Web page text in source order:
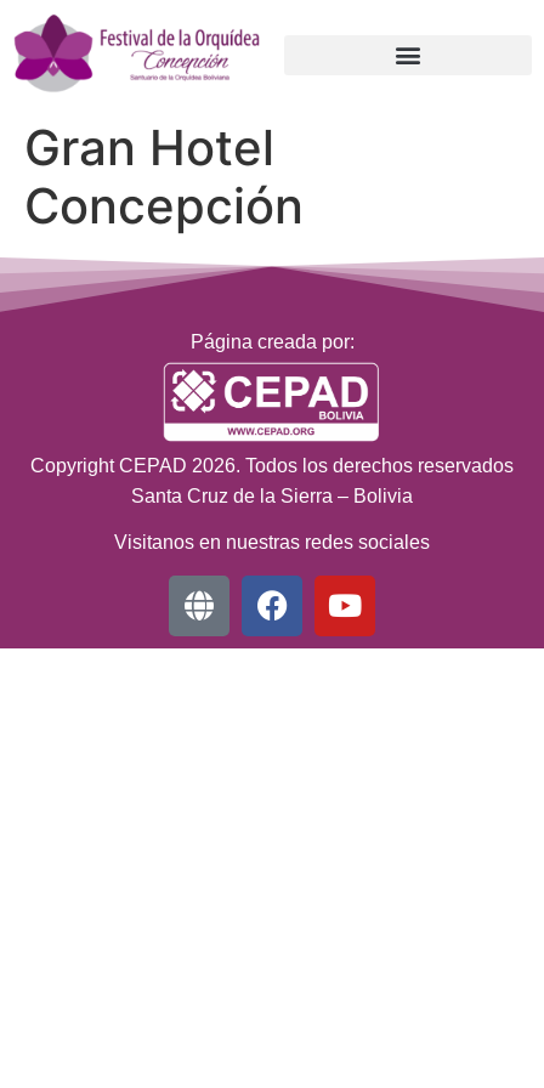
Gran Hotel
Concepción
Página creada por:
Copyright CEPAD 2026. Todos los derechos reservados
Santa Cruz de la Sierra – Bolivia
Visitanos en nuestras redes sociales